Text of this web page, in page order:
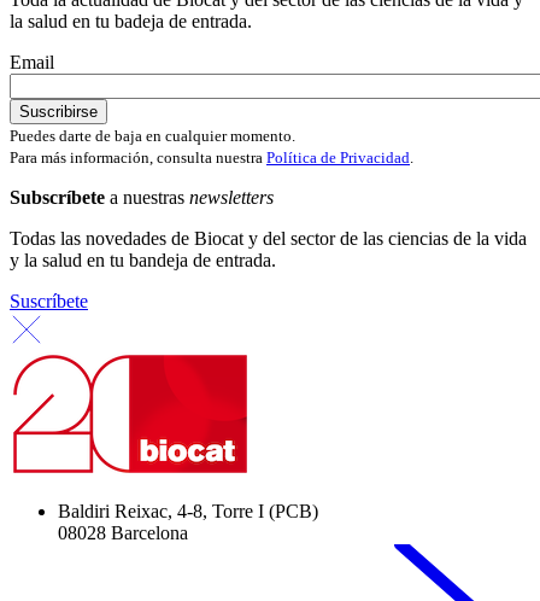
la salud en tu badeja de entrada.
Email
Puedes darte de baja en cualquier momento.
Para más información, consulta nuestra Política de Privacidad
Subscríbete a nuestras newsletters
Todas las novedades de Biocat y del sector de las ciencias de la vida
y la salud en tu bandeja de entrada.
Suscríbete
Baldiri Reixac, 4-8, Torre I (PCB)
08028 Barcelona